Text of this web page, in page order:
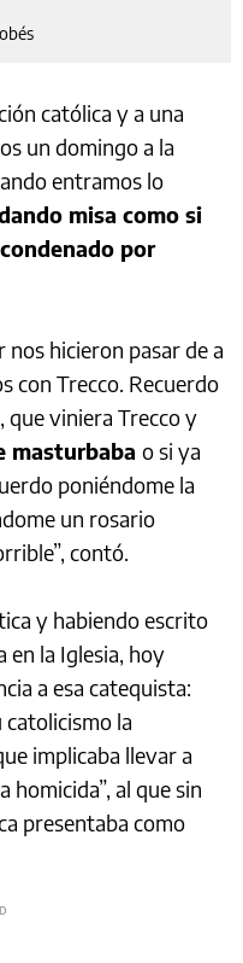
católica y a una
un domingo a la
entramos lo
misa como si
por
nos hicieron pasar de a
con Trecco. Recuerdo
que viniera Trecco y
masturbaba o si ya
poniéndome la
un rosario
contó.
y habiendo escrito
en la Iglesia, hoy
a esa catequista:
catolicismo la
implicaba llevar a
al que sin
presentaba como